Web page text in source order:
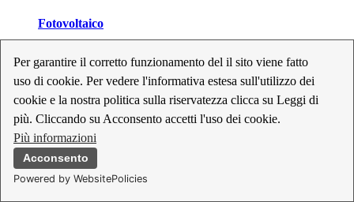
Per garantire il corretto funzionamento del il sito viene fatto
uso di cookie. Per vedere l'informativa estesa sull'utilizzo dei
cookie e la nostra politica sulla riservatezza clicca su Leggi di
più. Cliccando su Acconsento accetti l'uso dei cookie.
Più informazioni
Acconsento
Powered by WebsitePolicies
Fotovoltaico
Inverter per impianti fotovoltaici
Kit per impianti fotovoltaici
Moduli fotovoltaici
Sistemi di monitoraggio per impianti fotovoltaici
Strumenti di collaudo e configurazione per impianti
fotovoltaici
Supporti per impianti fotovoltaici
Geotermia